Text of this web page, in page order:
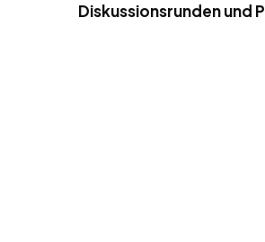
Diskussionsrunden und